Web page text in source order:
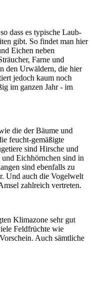
dass es typische Laub-
gibt. So findet man hier
Eichen neben
Farne und
den Urwäldern, die hier
jedoch kaum noch
im ganzen Jahr - im
die der Bäume und
feucht-gemäßigte
sind Hirsche und
Eichhörnchen sind in
sind ebenfalls zu
Und auch die Vogelwelt
zahlreich vertreten.
Klimazone sehr gut
Feldfrüchte wie
Auch sämtliche